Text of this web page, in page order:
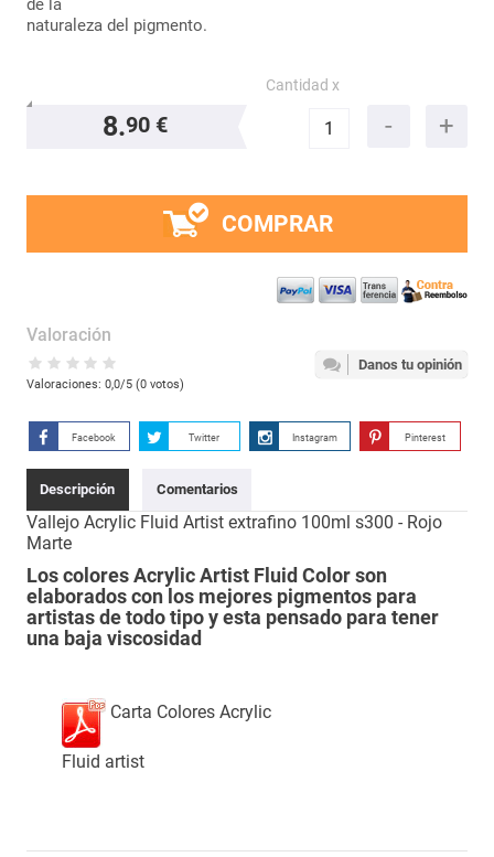
de la
naturaleza del pigmento.
8.90 €
Cantidad x
COMPRAR
Danos tu opinión
Valoración
Valoraciones: 0,0/5 (0votos)
Facebook Twitter Instagram Pinterest
Descripción Comentarios
Vallejo Acrylic Fluid Artist extrafino 100ml s300 - Rojo
Marte
Los colores Acrylic Artist Fluid Color son
elaborados con los mejores pigmentos para
artistas de todo tipo y esta pensado para tener
una baja viscosidad
Carta Colores Acrylic
Fluid artist